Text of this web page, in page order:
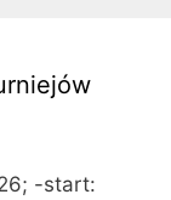
-start: